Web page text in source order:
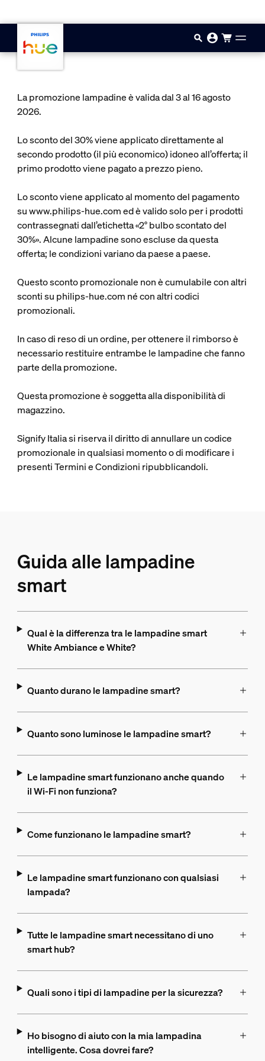
La promozione lampadine è valida dal 3 al 16 agosto
2026.
Lo sconto del 30% viene applicato direttamente al
secondo prodotto (il più economico) idoneo all’offerta; il
primo prodotto viene pagato a prezzo pieno.
Lo sconto viene applicato al momento del pagamento
su www.philips-hue.com ed è valido solo per i prodotti
contrassegnati dall’etichetta «2° bulbo scontato del
30%». Alcune lampadine sono escluse da questa
offerta; le condizioni variano da paese a paese.
Questo sconto promozionale non è cumulabile con altri
sconti su philips-hue.com né con altri codici
promozionali.
In caso di reso di un ordine, per ottenere il rimborso è
necessario restituire entrambe le lampadine che fanno
parte della promozione.
Questa promozione è soggetta alla disponibilità di
magazzino.
Signify Italia si riserva il diritto di annullare un codice
promozionale in qualsiasi momento o di modificare i
presenti Termini e Condizioni ripubblicandoli.
Guida alle lampadine
smart
Qual è la differenza tra le lampadine smart
White Ambiance e White?
Quanto durano le lampadine smart?
Quanto sono luminose le lampadine smart?
Le lampadine smart funzionano anche quando
il Wi-Fi non funziona?
Come funzionano le lampadine smart?
Le lampadine smart funzionano con qualsiasi
lampada?
Tutte le lampadine smart necessitano di uno
smart hub?
Quali sono i tipi di lampadine per la sicurezza?
Ho bisogno di aiuto con la mia lampadina
intelligente. Cosa dovrei fare?